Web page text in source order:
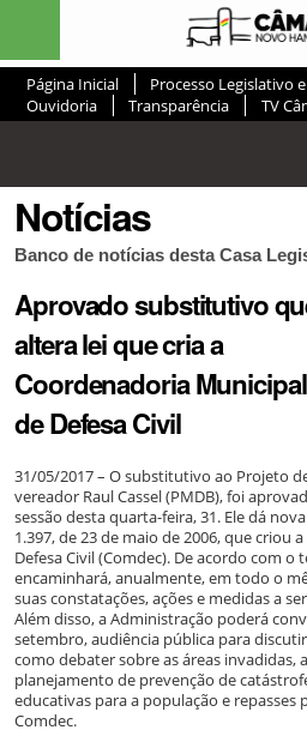
Página Inicial Processo Legislativo
Ouvidoria
Transparência TV
Notícias
Banco de notícias desta Casa
Aprovado substitutivo
altera lei que cria a
Coordenadoria Municipal
de Defesa Civil
31/05/2017 – O substitutivo ao Projeto
vereador Raul Cassel (PMDB), foi
sessão desta quarta-feira, 31. Ele dá
1.397, de 23 de maio de 2006, que criou
Defesa Civil (Comdec). De acordo com
encaminhará, anualmente, em todo o
suas constatações, ações e medidas a
Além disso, a Administração poderá
setembro, audiência pública para
como debater sobre as áreas invadidas,
planejamento de prevenção de
educativas para a população e repasses
Comdec.